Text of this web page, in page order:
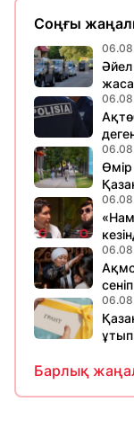
Соңғы
Өмір
Барлық